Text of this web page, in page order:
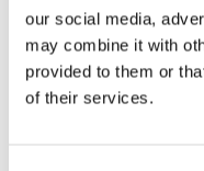
our social media,
may combine it with
provided to them or
of their services.
Silogel tåspridare -
Tillverkad av mjuk elastisk